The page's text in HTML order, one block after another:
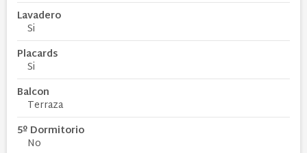
Lavadero
Si
Placards
Si
Balcon
Terraza
5º Dormitorio
No